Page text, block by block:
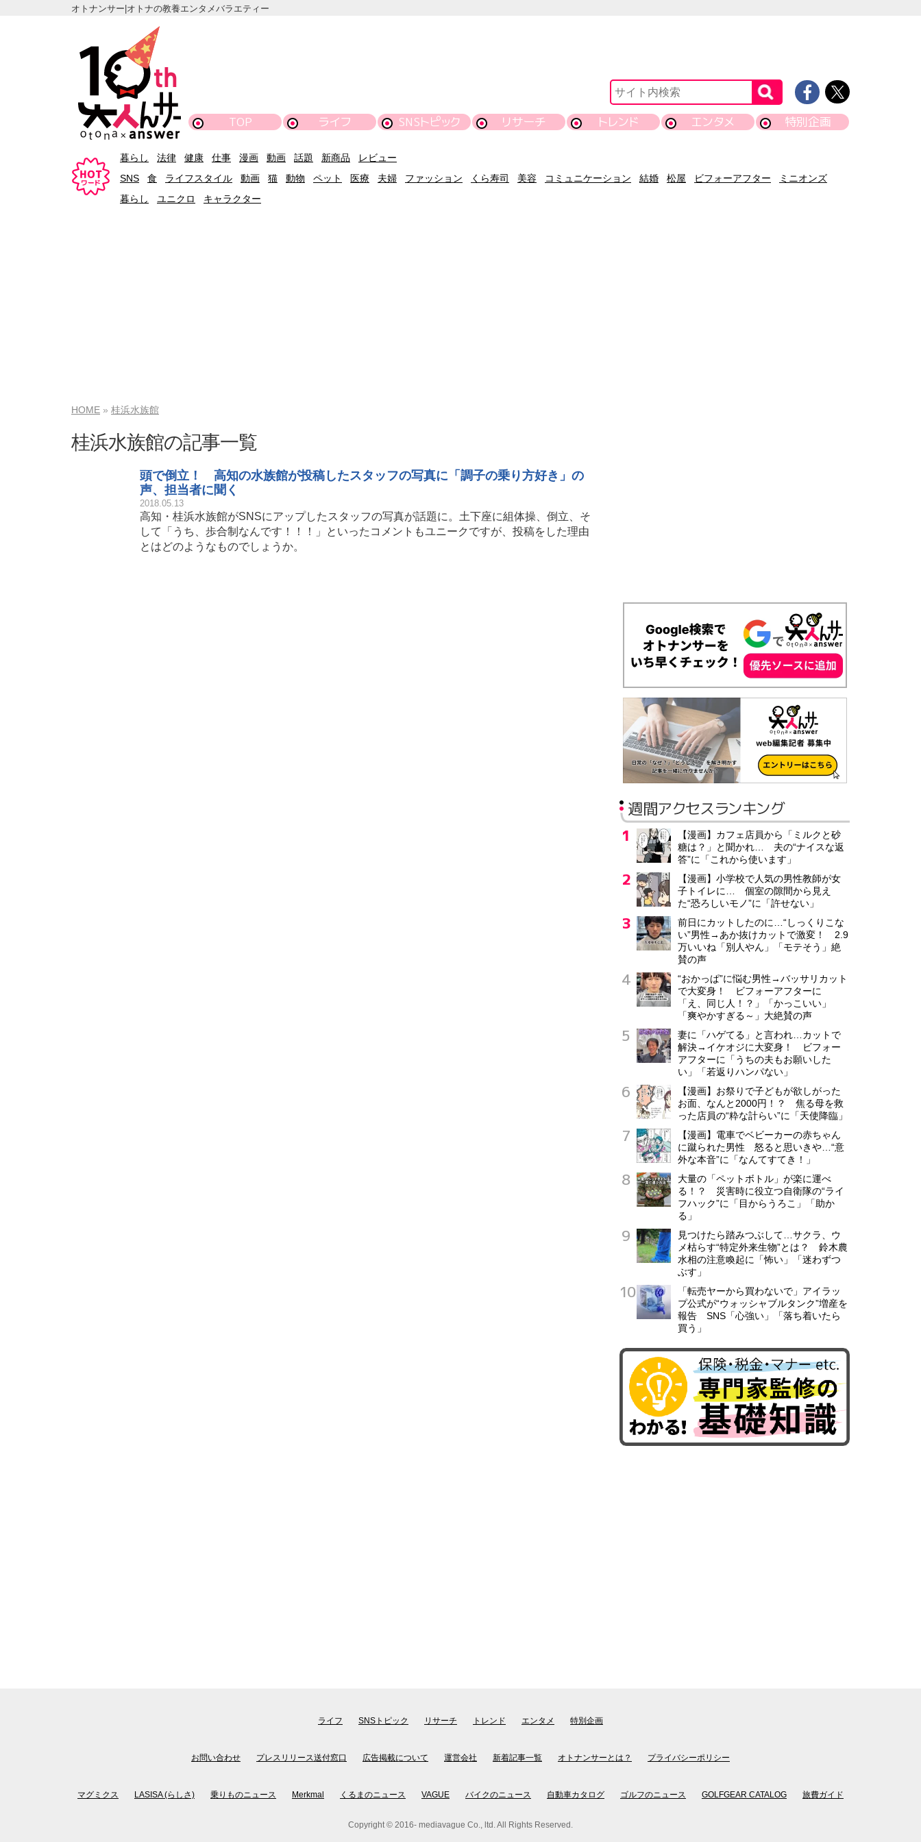
オトナンサー|オトナの教養エンタメバラエティー
TOP ライフ SNSトピック リサーチ トレンド エンタメ 特別企画
暮らし 法律 健康 仕事 漫画 動画 話題 新商品
レビュー
SNS
食 ライフスタイル 動画 猫 動物 ペット 医療 夫婦 ファッション くら寿司 美容 コミュニケーション 結婚 松屋 ビフォーアフター
ミニオンズ
暮らし
ユニクロ キャラクター
HOME 桂浜水族館
桂浜水族館の記事一覧
頭で倒立！ 高知の水族館が投稿したスタッフの写真に「調子の乗り方好き」の
声、担当者に聞く
2018.05.13
高知・桂浜水族館がSNSにアップしたスタッフの写真が話題に。土下座に組体操、倒立、そ
して「うち、歩合制なんです！！！」といったコメントもユニークですが、投稿をした理由
とはどのようなものでしょうか。
週間アクセスランキング
【漫画】カフェ店員から「ミルクと砂
糖は？」と聞かれ… 夫の“ナイスな返
答”に「これから使います」
【漫画】小学校で人気の男性教師が女
子トイレに… 個室の隙間から見え
た“恐ろしいモノ”に「許せない」
前日にカットしたのに…“しっくりこな
い”男性→あか抜けカットで激変！ 2.9
万いいね「別人やん」「モテそう」絶
賛の声
“おかっぱ”に悩む男性→バッサリカット
で大変身！ ビフォーアフターに
「え、同じ人！？」「かっこいい」
「爽やかすぎる～」大絶賛の声
妻に「ハゲてる」と言われ…カットで
解決→イケオジに大変身！ ビフォー
アフターに「うちの夫もお願いした
い」「若返りハンパない」
【漫画】お祭りで子どもが欲しがった
お面、なんと2000円！？ 焦る母を救
った店員の“粋な計らい”に「天使降臨」
【漫画】電車でベビーカーの赤ちゃん
に蹴られた男性 怒ると思いきや…“意
外な本音”に「なんてすてき！」
大量の「ペットボトル」が楽に運べ
る！？ 災害時に役立つ自衛隊の“ライ
フハック”に「目からうろこ」「助か
る」
見つけたら踏みつぶして…サクラ、ウ
メ枯らす“特定外来生物”とは？ 鈴木農
水相の注意喚起に「怖い」「迷わずつ
ぶす」
「転売ヤーから買わないで」アイラッ
プ公式が“ウォッシャブルタンク”増産を
報告 SNS「心強い」「落ち着いたら
買う」
ライフ SNSトピック リサーチ トレンド エンタメ 特別企画
お問い合わせ プレスリリース送付窓口 広告掲載について 運営会社 新着記事一覧 オトナンサーとは？ プライバシーポリシー
マグミクス LASISA (らしさ) 乗りものニュース Merkmal くるまのニュース VAGUE バイクのニュース 自動車カタログ ゴルフのニュース GOLFGEAR CATALOG 旅費ガイド
Copyright © 2016- mediavague Co., ltd. All Rights Reserved.